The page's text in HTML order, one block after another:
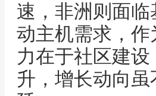
速，非洲则面
动主机需求，
力在于社区建
升，增长动向